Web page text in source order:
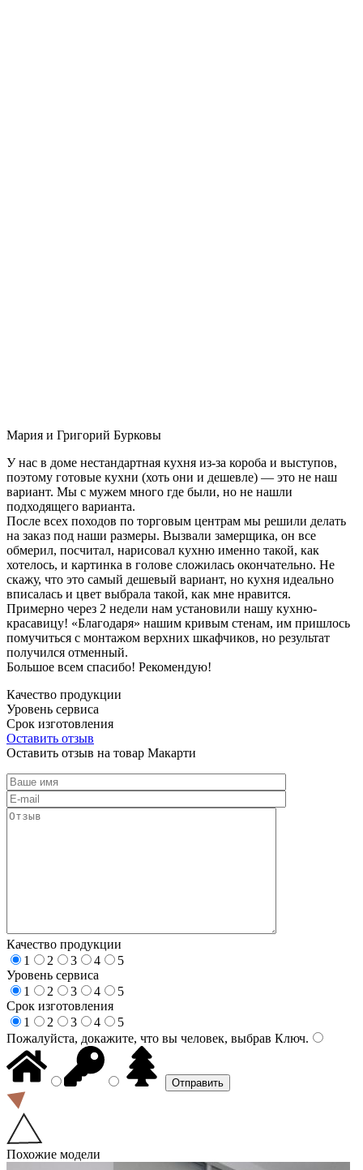
Мария и Григорий Бурковы
У нас в доме нестандартная кухня из-за короба и выступов,
поэтому готовые кухни (хоть они и дешевле) — это не наш
вариант. Мы с мужем много где были, но не нашли
подходящего варианта.
После всех походов по торговым центрам мы решили делать
на заказ под наши размеры. Вызвали замерщика, он все
обмерил, посчитал, нарисовал кухню именно такой, как
хотелось, и картинка в голове сложилась окончательно. Не
скажу, что это самый дешевый вариант, но кухня идеально
вписалась и цвет выбрала такой, как мне нравится.
Примерно через 2 недели нам установили нашу кухню-
красавицу! «Благодаря» нашим кривым стенам, им пришлось
помучиться с монтажом верхних шкафчиков, но результат
получился отменный.
Большое всем спасибо! Рекомендую!
Качество продукции
Уровень сервиса
Срок изготовления
Оставить отзыв
Оставить отзыв на товар Макарти
Качество продукции
1
2 3 4
5
Уровень сервиса
1
2 3 4
5
Срок изготовления
1
2 3 4
5
Пожалуйста, докажите, что вы человек, выбрав Ключ.
Похожие модели